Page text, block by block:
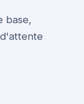
base,